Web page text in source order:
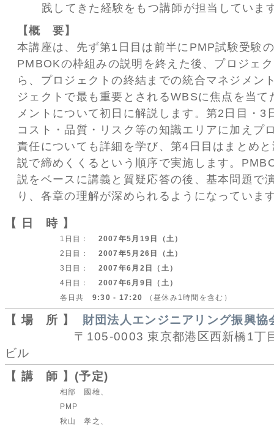
践してきた経験をもつ講師が担当していま
【概 要】
本講座は、先ず第1日目は前半にPMP試験受験
PMBOKの枠組みの説明を終えた後、プロジェ
ら、プロジェクトの終結までの統合マネジメン
ジェクトで最も重要とされるWBSに焦点を当て
メントについて初日に解説します。第2日目・3
コスト・品質・リスク等の知識エリアに加えプ
責任についても詳細を学び、第4日目はまとめ
説で締めくくるという順序で実施します。
説をベースに講義と質疑応答の後、基本問題で
り、各章の理解が深められるようになっていま
【 日 時 】
1日目：
2007年5月19日（土）
2日目：
2007年5月26日（土）
3日目：
2007年6月2日（土）
4日目：
2007年6月9日（土）
各日共 9:30 - 17:20 （昼休み1時間を含む）
【 場 所 】
財団法人エンジニアリング振興協
〒105-0003 東京都港区西新橋1丁
ビル
【 講 師 】(予定)
相部 國雄、
PMP
秋山 孝之、